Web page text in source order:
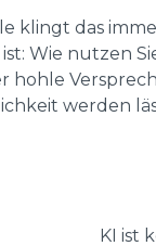
klingt das
Wie nutzen
hohle
werden
KI ist